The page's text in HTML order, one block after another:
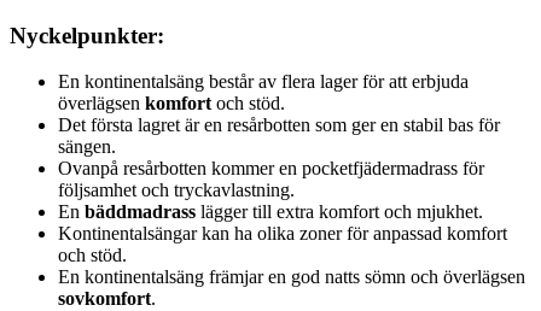
Nyckelpunkter:
En kontinentalsäng består av flera lager för att erbjuda
överlägsen komfort och stöd.
Det första lagret är en resårbotten som ger en stabil bas för
sängen.
Ovanpå resårbotten kommer en pocketfjädermadrass för
följsamhet och tryckavlastning.
En bäddmadrass lägger till extra komfort och mjukhet.
Kontinentalsängar kan ha olika zoner för anpassad komfort
och stöd.
En kontinentalsäng främjar en god natts sömn och överlägsen
sovkomfort.